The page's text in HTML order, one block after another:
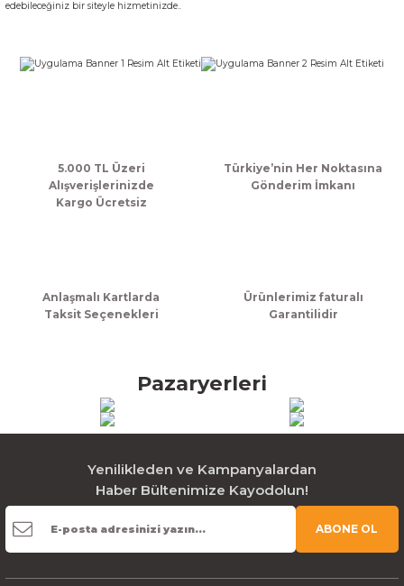
edebileceğiniz bir siteyle hizmetinizde..
5.000 TL Üzeri
Alışverişlerinizde
Kargo Ücretsiz
Türkiye’nin Her Noktasına
Gönderim İmkanı
Anlaşmalı Kartlarda
Taksit Seçenekleri
Ürünlerimiz faturalı
Garantilidir
Pazaryerleri
Yenilikleden ve Kampanyalardan
Haber Bültenimize Kayodolun!
ABONE OL